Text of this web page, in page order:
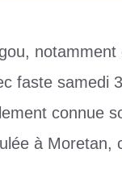
faste samedi
connue
à